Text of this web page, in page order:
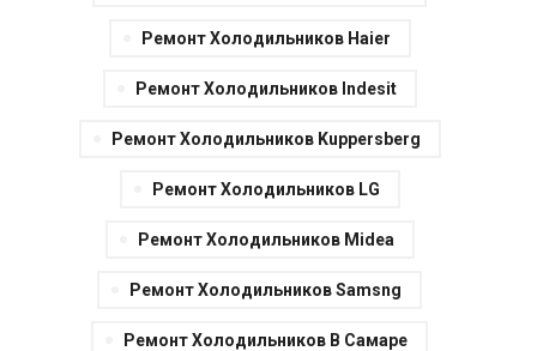
Ремонт Холодильников Haier
Ремонт Холодильников Indesit
Ремонт Холодильников Kuppersberg
Ремонт Холодильников LG
Ремонт Холодильников Midea
Ремонт Холодильников Samsng
Ремонт Холодильников В Самаре